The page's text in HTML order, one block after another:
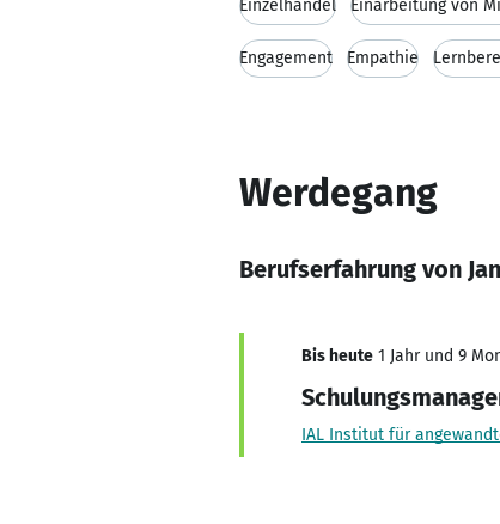
Einzelhandel Einarbeitung von
Engagement Empathie
Werdegang
Berufserfahrung von
Bis heute 1 Jahr und 9
IAL Institut für